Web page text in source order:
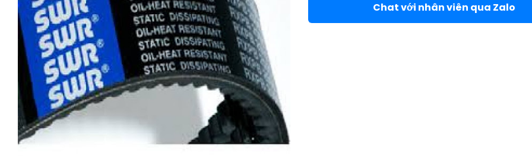
Chat với nhân viên qua Zalo